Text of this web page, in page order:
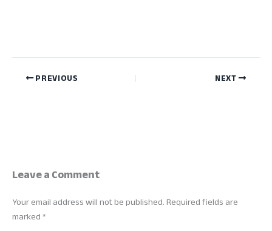
PREVIOUS NEXT
Leave a Comment
Your email address will not be published.Required fields are
marked*